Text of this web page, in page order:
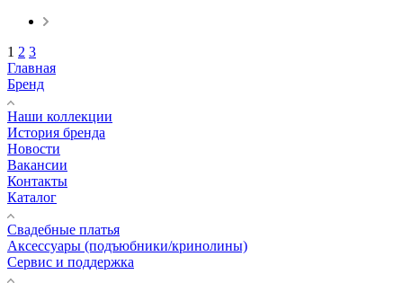
1 2 3
Главная
Бренд
Наши коллекции
История бренда
Новости
Вакансии
Контакты
Каталог
Свадебные платья
Аксессуары (подъюбники/кринолины)
Сервис и поддержка